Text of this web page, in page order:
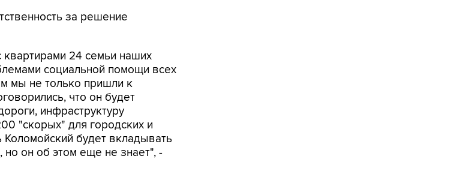
за решение
24 семьи наших
социальной помощи всех
мы не только пришли к
что он будет
инфраструктуру
"скорых" для городских и
Коломойский будет вкладывать
но он об этом еще не знает", -